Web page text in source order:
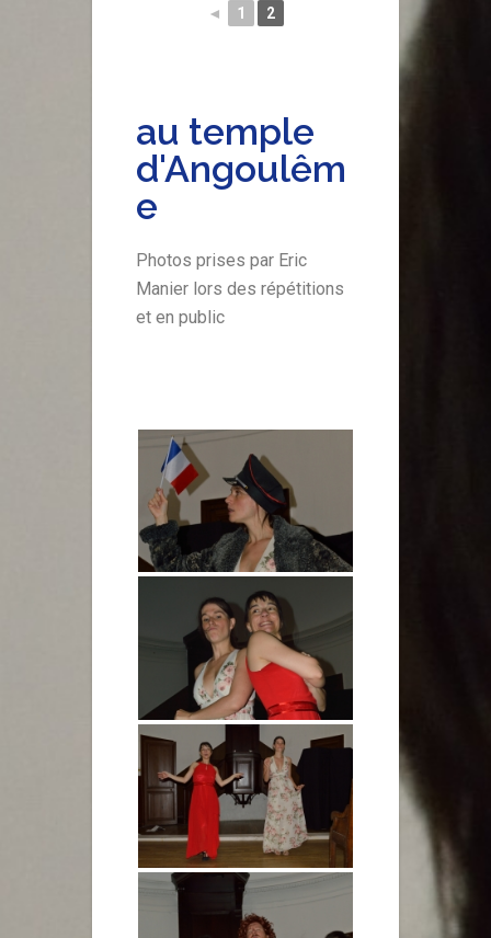
◄ 1 2
au temple
d'Angoulêm
e
Photos prises par Eric
Manier lors des répétitions
et en public